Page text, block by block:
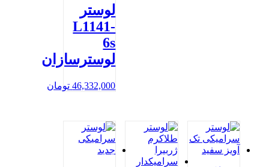
لوستر
L1141-
6s
لوسترسازان
46,332,000 تومان